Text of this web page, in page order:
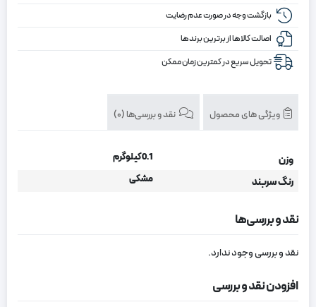
بازگشت وجه در صورت عدم رضایت
اصالت کالاها از برترین برندها
تحویل سریع در کمترین زمان ممکن
ویژگی های محصول نقد و بررسی‌ها (0)
وزن 0.1 کیلوگرم
رنگ سربند مشکی
نقد و بررسی‌ها
نقد و بررسی وجود ندارد.
افزودن نقد و بررسی